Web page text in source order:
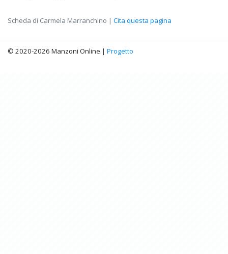
Scheda di Carmela Marranchino | Cita questa pagina
© 2020-2026 Manzoni Online | Progetto